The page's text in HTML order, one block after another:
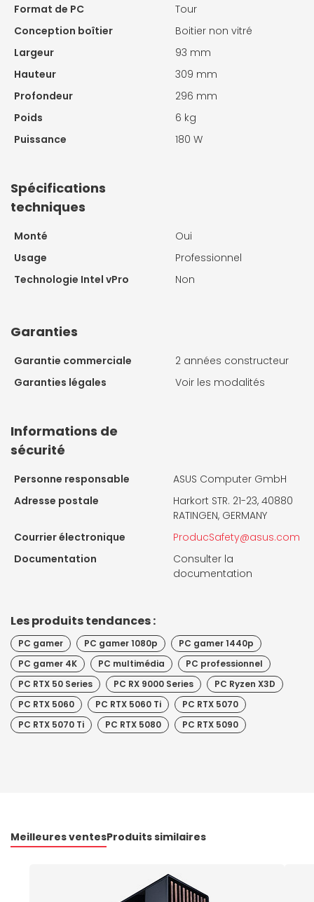
Format de PC
Tour
Conception boîtier
Boitier non vitré
Largeur
93 mm
Hauteur
309 mm
Profondeur
296 mm
Poids
6 kg
Puissance
180 W
Spécifications
techniques
Monté
Oui
Usage
Professionnel
Technologie Intel vPro
Non
Garanties
Garantie commerciale
2 années constructeur
Garanties légales
Voir les modalités
Informations de
sécurité
Personne responsable
ASUS Computer GmbH
Adresse postale
Harkort STR. 21-23, 40880
RATINGEN, GERMANY
Courrier électronique
ProducSafety@asus.com
Documentation
Consulter la
documentation
Les produits tendances :
PC gamer PC gamer 1080p
PC gamer 1440p
PC gamer 4K
PC multimédia
PC professionnel
PC RTX 50 Series
PC RX 9000 Series
PC Ryzen X3D
PC RTX 5060
PC RTX 5060 Ti
PC RTX 5070
PC RTX 5070 Ti
PC RTX 5080 PC RTX 5090
Meilleures ventesProduits similaires